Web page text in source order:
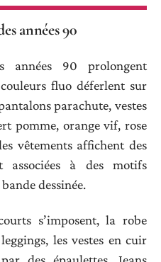
années 90
années 90 prolongent
couleurs fluo déferlent sur
parachute, vestes
pomme, orange vif, rose
vêtements affichent des
associées à des motifs
dessinée.
s’imposent, la robe
les vestes en cuir